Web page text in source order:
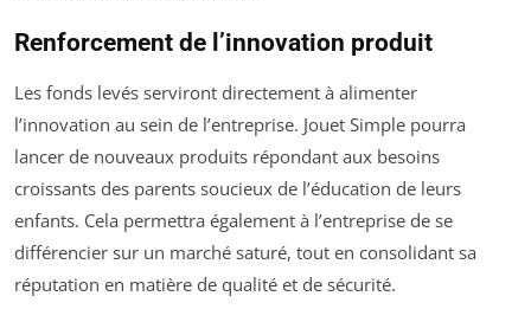
Renforcement de l’innovation produit
Les fonds levés serviront directement à alimenter
l’innovation au sein de l’entreprise. Jouet Simple pourra
lancer de nouveaux produits répondant aux besoins
croissants des parents soucieux de l’éducation de leurs
enfants. Cela permettra également à l’entreprise de se
différencier sur un marché saturé, tout en consolidant sa
réputation en matière de qualité et de sécurité.